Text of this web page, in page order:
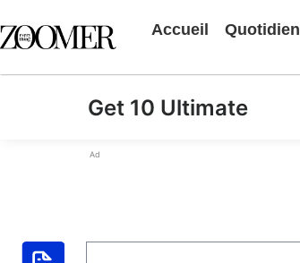
Accueil Quotidien
Get 10 Ultimate
Ad